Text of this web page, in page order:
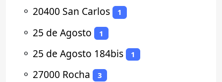
⚬ 20400 San Carlos 1
⚬ 25 de Agosto 1
⚬ 25 de Agosto 184bis 1
⚬ 27000 Rocha 3